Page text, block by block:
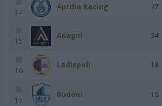
14
Aprilia Racing 27
15
Anagni 24
16
Ladispoli 18
17
Budoni 15